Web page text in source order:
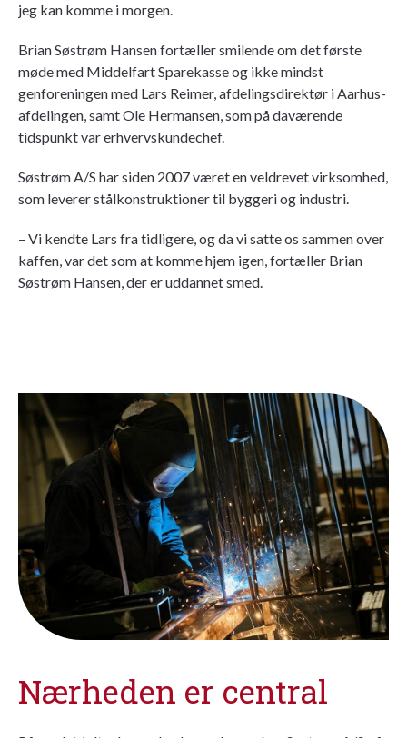
jeg kan komme i morgen.
Brian Søstrøm Hansen fortæller smilende om det første
møde med Middelfart Sparekasse og ikke mindst
genforeningen med Lars Reimer, afdelingsdirektør i Aarhus-
afdelingen, samt Ole Hermansen, som på daværende
tidspunkt var erhvervskundechef.
Søstrøm A/S har siden 2007 været en veldrevet virksomhed,
som leverer stålkonstruktioner til byggeri og industri.
– Vi kendte Lars fra tidligere, og da vi satte os sammen over
kaffen, var det som at komme hjem igen, fortæller Brian
Søstrøm Hansen, der er uddannet smed.
Nærheden er central